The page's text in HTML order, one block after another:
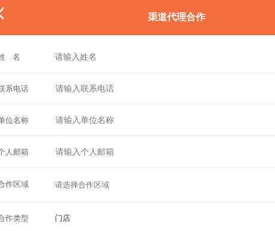
渠道代理合作
名
系电话
位名称
人邮箱
作区域
作类型 门店